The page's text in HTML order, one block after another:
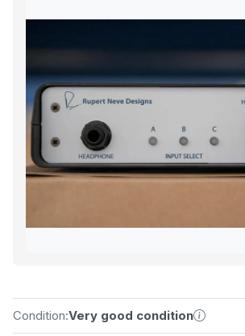
Condition:Very good condition